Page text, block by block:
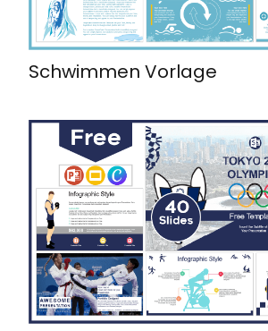
Schwimmen Vorlage